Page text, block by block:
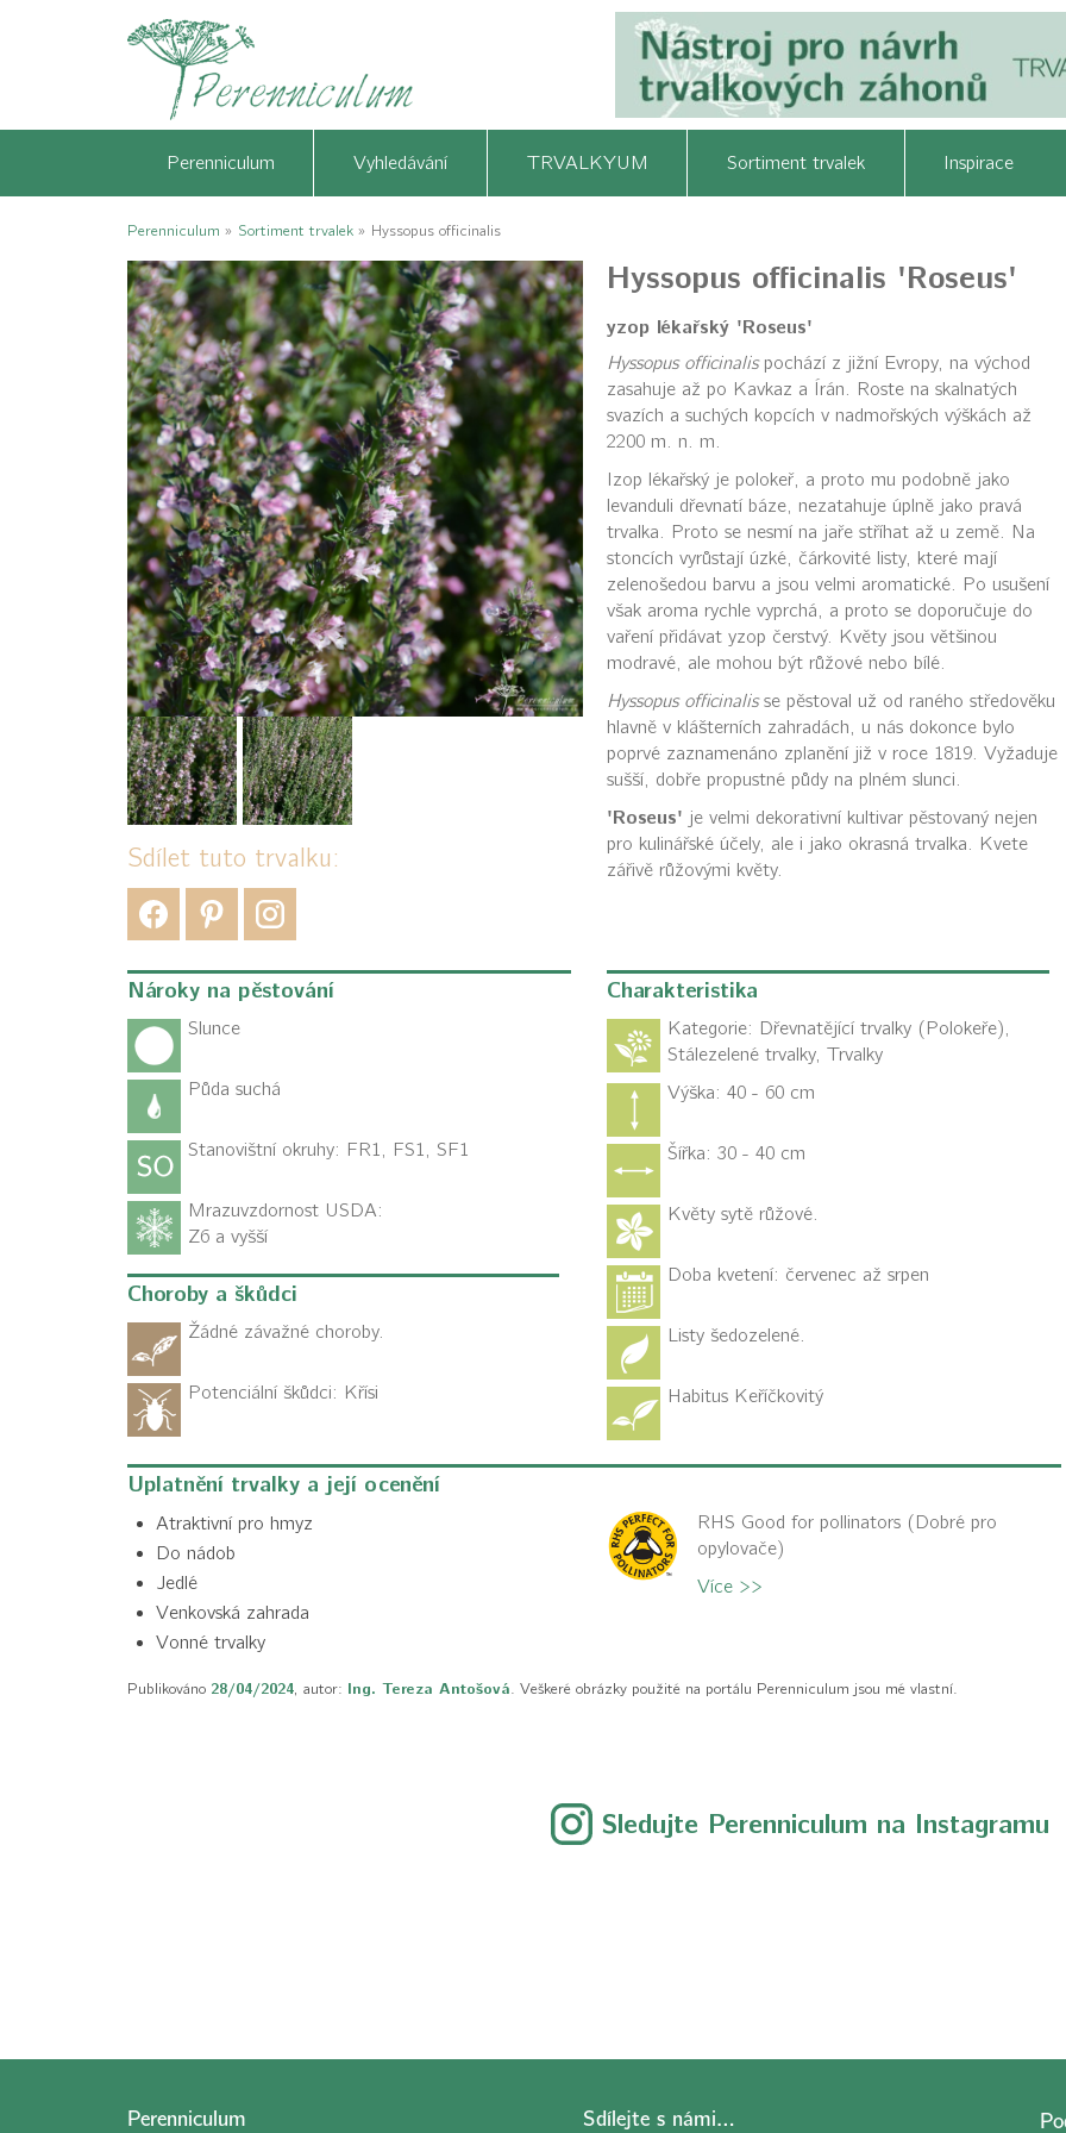
Perenniculum Vyhledávání TRVALKYUM Sortiment trvalek Inspirace
Perenniculum » Sortiment trvalek » Hyssopus officinalis
Sdílet tuto trvalku:
Hyssopus officinalis 'Roseus'
yzop lékařský 'Roseus'
Hyssopus officinalispochází z jižní Evropy, na východ
zasahuje až po Kavkaz a Írán. Roste na skalnatých
svazích a suchých kopcích v nadmořských výškách až
2200 m. n. m.
Izop lékařský je polokeř, a proto mu podobně jako
levanduli dřevnatí báze, nezatahuje úplně jako pravá
trvalka. Proto se nesmí na jaře stříhat až u země. Na
stoncích vyrůstají úzké, čárkovité listy, které mají
zelenošedou barvu a jsou velmi aromatické. Po usušení
však aroma rychle vyprchá, a proto se doporučuje do
vaření přidávat yzop čerstvý. Květy jsou většinou
modravé, ale mohou být růžové nebo bílé.
Hyssopus officinalisse pěstoval už od raného středověku
hlavně v klášterních zahradách, u nás dokonce bylo
poprvé zaznamenáno zplanění již v roce 1819. Vyžaduje
sušší, dobře propustné půdy na plném slunci.
'Roseus' je velmi dekorativní kultivar pěstovaný nejen
pro kulinářské účely, ale i jako okrasná trvalka. Kvete
zářivě růžovými květy.
Nároky na pěstování
Slunce
Půda suchá
Stanovištní okruhy: FR1, FS1, SF1
Mrazuvzdornost USDA:
Z6 a vyšší
Choroby a škůdci
Žádné závažné choroby.
Potenciální škůdci: Křísi
Charakteristika
Kategorie: Dřevnatějící trvalky (Polokeře),
Stálezelené trvalky, Trvalky
Výška: 40 - 60 cm
Šířka: 30 - 40 cm
Květy sytě růžové.
Doba kvetení: červenec až srpen
Listy šedozelené.
Habitus Keříčkovitý
Uplatnění trvalky a její ocenění
Atraktivní pro hmyz
Do nádob
Jedlé
Venkovská zahrada
Vonné trvalky
RHS Good for pollinators (Dobré pro
opylovače)
Více >>
Publikováno 28/04/2024, autor: Ing. Tereza Antošová. Veškeré obrázky použité na portálu Perenniculum jsou mé vlastní.
Sledujte Perenniculum na Instagramu
Perenniculum Sdílejte s námi…